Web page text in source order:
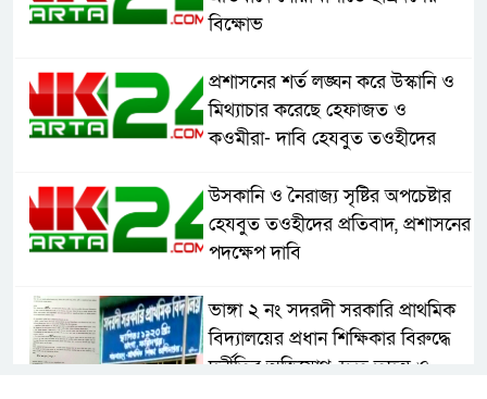
বিক্ষোভ
প্রশাসনের শর্ত লঙ্ঘন করে উস্কানি ও
মিথ্যাচার করেছে হেফাজত ও
কওমীরা- দাবি হেযবুত তওহীদের
উসকানি ও নৈরাজ্য সৃষ্টির অপচেষ্টার
হেযবুত তওহীদের প্রতিবাদ, প্রশাসনের
পদক্ষেপ দাবি
ভাঙ্গা ২ নং সদরদী সরকারি প্রাথমিক
বিদ্যালয়ের প্রধান শিক্ষিকার বিরুদ্ধে
দুর্নীতির অভিযোগ, দ্রুত তদন্ত ও